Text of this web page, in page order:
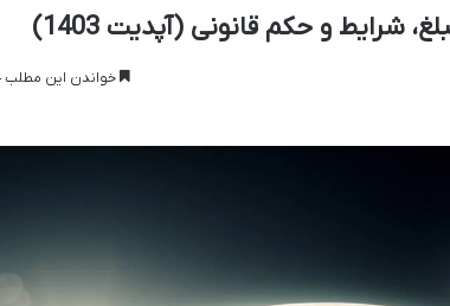
و حکم قانونی (آپدیت 1403)
خواندن این مطلب 14 دقیقه زمان میبرد